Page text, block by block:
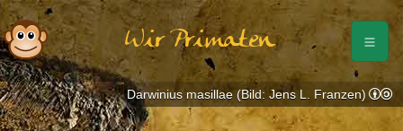
Wir Primaten
Darwinius masillae (Bild: Jens L. Franzen)